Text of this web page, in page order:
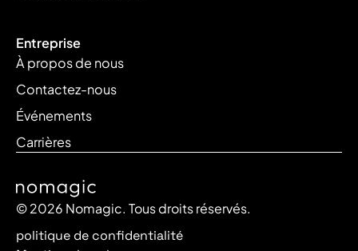
Entreprise
À propos de nous
Contactez-nous
Événements
Carrières
© 2026 Nomagic. Tous droits réservés.
politique de confidentialité